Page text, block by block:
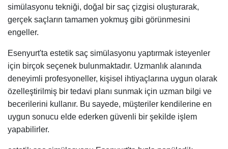
simülasyonu tekniği, doğal bir saç çizgisi oluşturarak,
gerçek saçların tamamen yokmuş gibi görünmesini
engeller.
Esenyurt'ta estetik saç simülasyonu yaptırmak isteyenler
için birçok seçenek bulunmaktadır. Uzmanlık alanında
deneyimli profesyoneller, kişisel ihtiyaçlarına uygun olarak
özelleştirilmiş bir tedavi planı sunmak için uzman bilgi ve
becerilerini kullanır. Bu sayede, müşteriler kendilerine en
uygun sonucu elde ederken güvenli bir şekilde işlem
yapabilirler.